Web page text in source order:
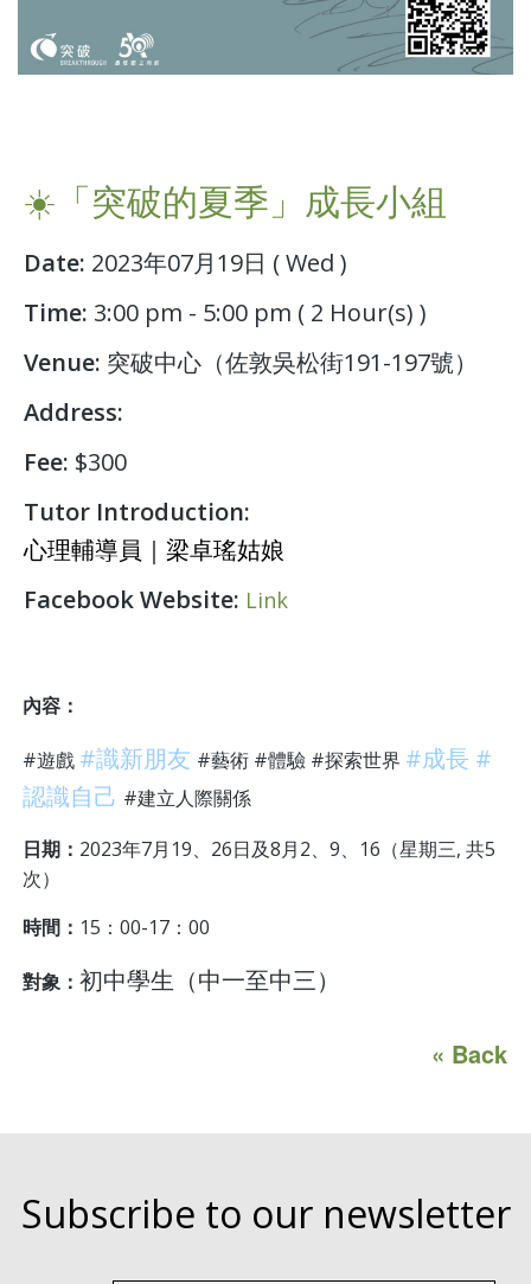
☀️「突破的夏季」成長小組
Date: 2023年07月19日 ( Wed )
Time: 3:00 pm - 5:00 pm ( 2 Hour(s) )
Venue: 突破中心（佐敦吳松街191-197號）
Address:
Fee: $300
Tutor Introduction:
心理輔導員｜梁卓瑤姑娘
Facebook Website: Link
內容：
#遊戲 #識新朋友 #藝術 #體驗 #探索世界 #成長 #
認識自己 #建立人際關係
日期： 2023年7月19、26日及8月2、9、16（星期三, 共5
次）
時間： 15：00-17：00
對象： 初中學生（中一至中三）
« Back
Subscribe to our newsletter